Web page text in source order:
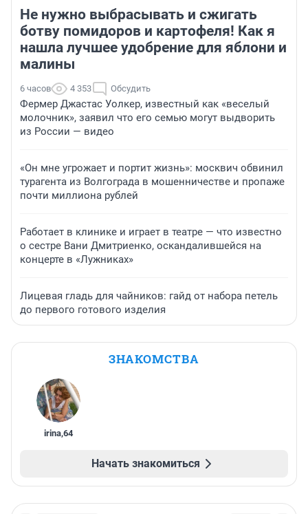
Не нужно выбрасывать и сжигать
ботву помидоров и картофеля! Как я
нашла лучшее удобрение для яблони и
малины
6 часов 4 353 Обсудить
Фермер Джастас Уолкер, известный как «веселый
молочник», заявил что его семью могут выдворить
из России — видео
«Он мне угрожает и портит жизнь»: москвич обвинил
турагента из Волгограда в мошенничестве и пропаже
почти миллиона рублей
Работает в клинике и играет в театре — что известно
о сестре Вани Дмитриенко, оскандалившейся на
концерте в «Лужниках»
Лицевая гладь для чайников: гайд от набора петель
до первого готового изделия
ЗНАКОМСТВА
irina,64
Начать знакомиться